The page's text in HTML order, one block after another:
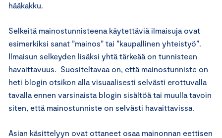
hääkakku.
Selkeitä mainostunnisteena käytettäviä ilmaisuja ovat
esimerkiksi sanat ”mainos” tai ”kaupallinen yhteistyö”.
Ilmaisun selkeyden lisäksi yhtä tärkeää on tunnisteen
havaittavuus. Suositeltavaa on, että mainostunniste on
heti blogin otsikon alla visuaalisesti selvästi erottuvalla
tavalla ennen varsinaista blogin sisältöä tai muulla tavoin
siten, että mainostunniste on selvästi havaittavissa.
Asian käsittelyyn ovat ottaneet osaa mainonnan eettisen